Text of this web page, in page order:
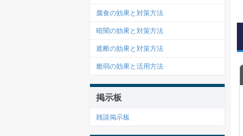
腐食の効果と対策方法
暗闇の効果と対策方法
遮断の効果と対策方法
脆弱の効果と活用方法
掲示板
雑談掲示板